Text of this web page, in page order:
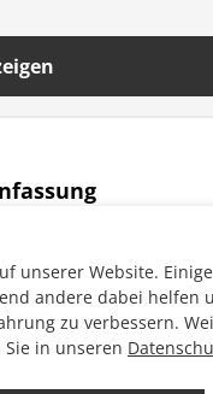
Veranstaltung
unserer Website.
andere dabei helfen
zu verbessern.
in unseren